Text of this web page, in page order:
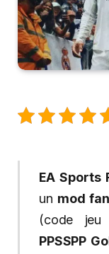
EA Sports
un mod
(code jeu
PPSSPP